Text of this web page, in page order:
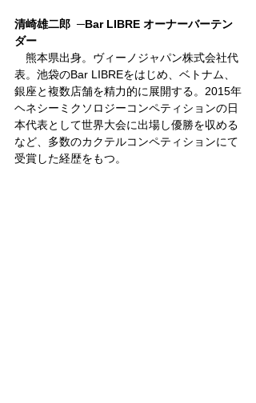
清崎雄二郎  ─Bar LIBRE オーナーバーテン
ダー
熊本県出身。ヴィーノジャパン株式会社代
表。池袋のBar LIBREをはじめ、ベトナム、
銀座と複数店舗を精力的に展開する。2015年
ヘネシーミクソロジーコンペティションの日
本代表として世界大会に出場し優勝を収める
など、多数のカクテルコンペティションにて
受賞した経歴をもつ。